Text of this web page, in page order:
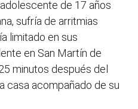
de 17 años
sufría de arritmias
limitado en sus
en San Martín de
minutos después del
casa acompañado de su